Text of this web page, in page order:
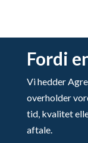
Fordi
Vi hedder
overholder
tid, kvalitet
aftale.